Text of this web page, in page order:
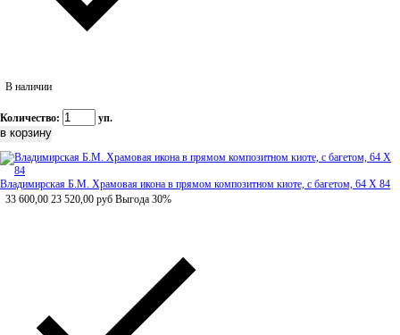
В наличии
Количество: уп.
Владимирская Б.М. Храмовая икона в прямом композитном киоте, с багетом, 64 Х 84
33 600,00 23 520,00 руб Выгода 30%